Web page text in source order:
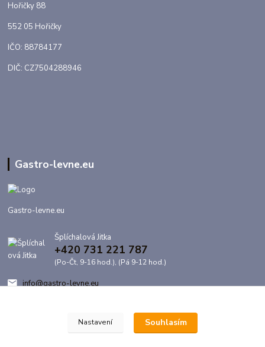
Hořičky 88
552 05 Hořičky
IČO: 88784177
DIČ: CZ7504288946
Gastro-levne.eu
Gastro-levne.eu
Šplíchalová Jitka
+420 731 221 787
(Po-Čt, 9-16 hod.), (Pá 9-12 hod.)
info@gastro-levne.eu
Nastavení Souhlasím